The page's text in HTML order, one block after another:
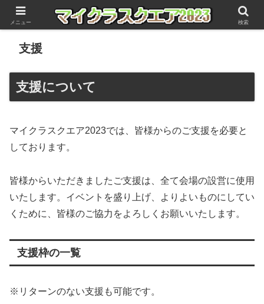
支援
支援について
マイクラスクエア2023では、皆様からのご支援を必要と
しております。
皆様からいただきましたご支援は、全て会場の設営に使用
いたします。イベントを盛り上げ、よりよいものにしてい
くために、皆様のご協力をよろしくお願いいたします。
支援枠の一覧
※リターンのない支援も可能です。
メニュー 検索